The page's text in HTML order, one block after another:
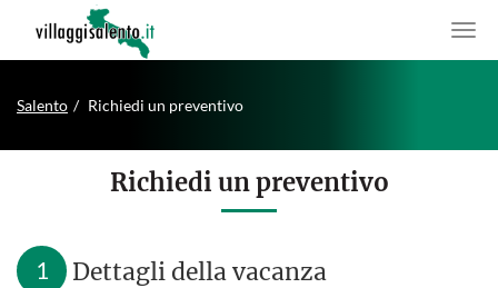
Salento Richiedi un preventivo
Richiedi un preventivo
1 Dettagli della vacanza